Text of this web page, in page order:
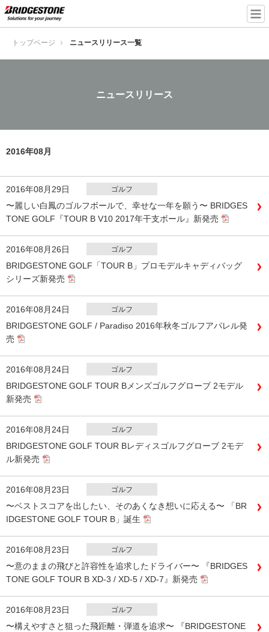
トップページ ニュースリリース一覧
ニュースリリース
2016年08月
2016年08月29日 ゴルフ
〜麗しい白鳳のゴルフボールで、幸せな一年を願う〜 BRIDGES
TONE GOLF『TOUR B V10 2017年干支ボール』新発売
2016年08月26日 ゴルフ
BRIDGESTONE GOLF「TOUR B」プロモデルキャディバッグ
シリーズ新発売
2016年08月24日 ゴルフ
BRIDGESTONE GOLF / Paradiso 2016年秋冬ゴルフアパレル発
売
2016年08月24日 ゴルフ
BRIDGESTONE GOLF TOUR Bメンズゴルフグローブ 2モデル
新発売
2016年08月24日 ゴルフ
BRIDGESTONE GOLF TOUR Bレディスゴルフグローブ 2モデ
ル新発売
2016年08月23日 ゴルフ
〜ベストスコアを出したい、そのあくなき想いに応える〜 「BR
IDGESTONE GOLF TOUR B」誕生
2016年08月23日 ゴルフ
〜意のままの飛びと許容性を追求したドライバー〜 『BRIDGES
TONE GOLF TOUR B XD-3 / XD-5 / XD-7』新発売
2016年08月23日 ゴルフ
〜構えやすさと狙った飛距離・弾道を追求〜 『BRIDGESTONE